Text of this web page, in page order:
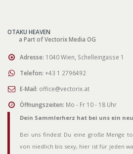
OTAKU HEAVEN
a Part of Vectorix Media OG
Adresse: 1040 Wien, Schelleingasse 1
Telefon: +43 1 2796492
E-Mail: office@vectorix.at
Öffnungszeiten: Mo - Fr 10 - 18 Uhr
Dein Sammlerherz hat bei uns ein
Bei uns findest Du eine große Menge
von niedlich bis sexy, hier ist für jeden